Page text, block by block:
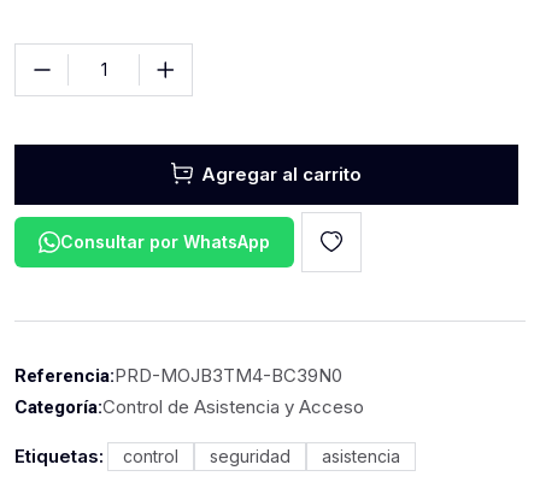
Agregar al carrito
Consultar por WhatsApp
Referencia:PRD-MOJB3TM4-BC39N0
Categoría:Control de Asistencia y Acceso
Etiquetas: control seguridad asistencia